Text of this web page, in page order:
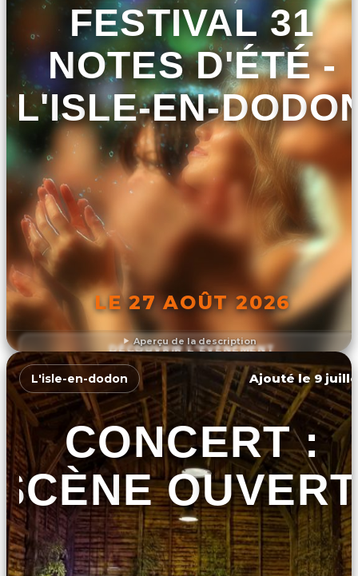
Aperçu de la description
FESTIVAL 31
NOTES D'ÉTÉ -
L'ISLE-EN-
LE 27 AOÛT 2026
DÉCOUVRIR L'ÉVÉNEMENT
L'isle-en-dodon Ajouté le 9
CONCERT :